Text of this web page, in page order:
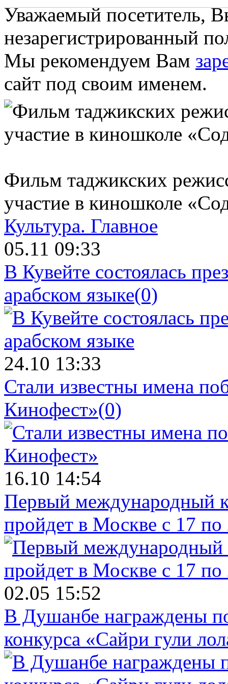
Уважаемый посетитель,
незарегистрированный
Мы рекомендуем Вам
сайт под своим именем.
Фильм таджикских
участие в киношколе
Культура. Главное
05.11 09:33
В Кувейте состоялась
арабском языке(0)
24.10 13:33
Стали известны имена
Кинофест»(0)
16.10 14:54
Первый международный
пройдет в Москве с 17 по
02.05 15:52
В Душанбе награждены
конкурса «Сайри гули